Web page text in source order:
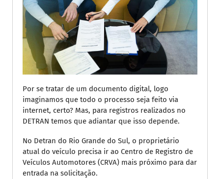
Por se tratar de um documento digital, logo
imaginamos que todo o processo seja feito via
internet, certo? Mas, para registros realizados no
DETRAN temos que adiantar que isso depende.
No Detran do Rio Grande do Sul, o proprietário
atual do veículo precisa ir ao Centro de Registro de
Veículos Automotores (CRVA) mais próximo para dar
entrada na solicitação.